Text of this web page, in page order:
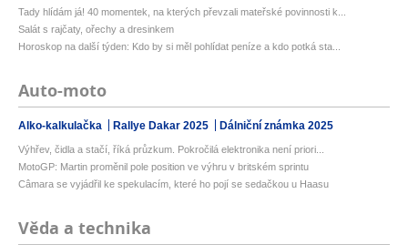
Tady hlídám já! 40 momentek, na kterých převzali mateřské povinnosti k...
Salát s rajčaty, ořechy a dresinkem
Horoskop na další týden: Kdo by si měl pohlídat peníze a kdo potká sta...
Auto-moto
Alko-kalkulačka Rallye Dakar 2025 Dálniční známka 2025
Výhřev, čidla a stačí, říká průzkum. Pokročilá elektronika není priori...
MotoGP: Martin proměnil pole position ve výhru v britském sprintu
Câmara se vyjádřil ke spekulacím, které ho pojí se sedačkou u Haasu
Věda a technika